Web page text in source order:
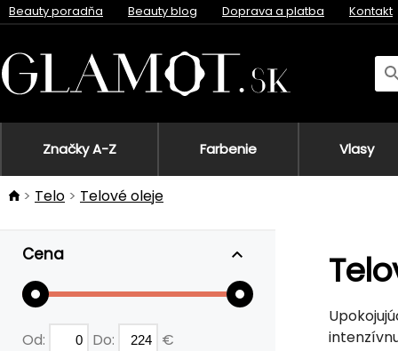
Beauty poradňa Beauty blog Doprava a platba Kontakt
Značky A-Z Farbenie Vlasy
Telo Telové oleje
Cena
Od: Do: €